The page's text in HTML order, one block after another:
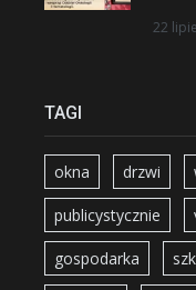
22
TAGI
okna drzwi
publicystycznie
gospodarka